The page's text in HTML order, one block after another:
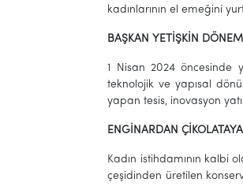
kadınlarının el emeğini
BAŞKAN YETİŞKİN
1 Nisan 2024 öncesinde
teknolojik ve yapısal
yapan tesis, inovasyon
ENGİNARDAN
Kadın istihdamının kalbi
çeşidinden üretilen